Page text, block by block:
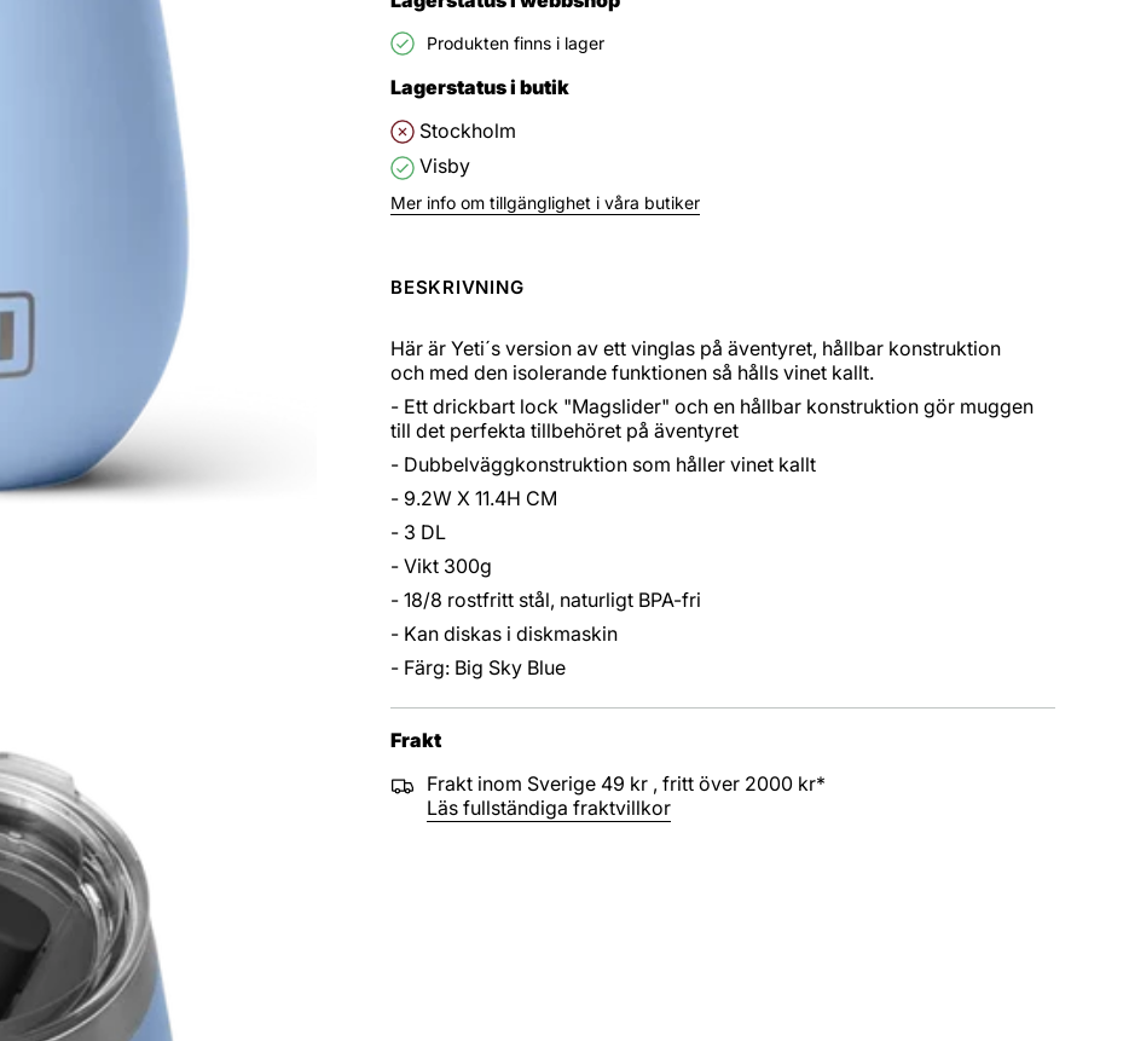
Produkten finns i lager
Lagerstatus i butik
Stockholm
Visby
Mer info om tillgänglighet i våra butiker
BESKRIVNING
Här är Yeti´s version av ett vinglas på äventyret, hållbar konstruktion
och med den isolerande funktionen så hålls vinet kallt.
- Ett drickbart lock "Magslider" och en hållbar konstruktion gör muggen
till det perfekta tillbehöret på äventyret
- Dubbelväggkonstruktion som håller vinet kallt
- 9.2W X 11.4H CM
- 3 DL
- Vikt 300g
- 18/8 rostfritt stål, naturligt BPA-fri
- Kan diskas i diskmaskin
- Färg: Big Sky Blue
Frakt
Frakt inom Sverige 49 kr , fritt över 2000 kr*
Läs fullständiga fraktvillkor